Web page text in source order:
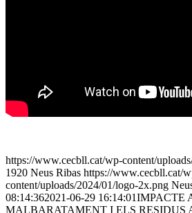
https://www.cecbll.cat/wp-content/
1920 Neus Ribas https://www.cecbll.cat/
content/uploads/2024/01/logo-2x.png
08:14:362021-06-29 16:14:01IMPACTE
MALBARATAMENT I ELS RESIDUS